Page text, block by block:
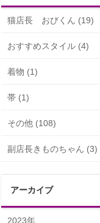
猫店長 おびくん (19)
おすすめスタイル (4)
着物 (1)
帯 (1)
その他 (108)
副店長きものちゃん (3)
アーカイブ
2023年